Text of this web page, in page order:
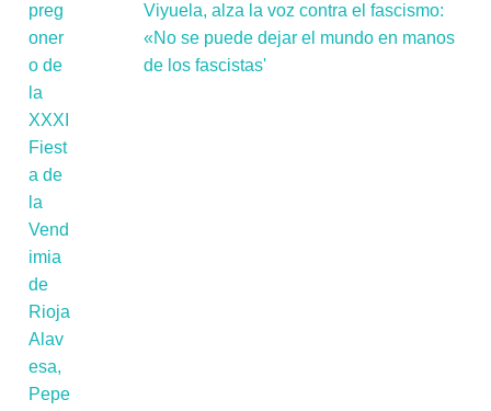
Viyuela, alza la voz contra el fascismo:
«No se puede dejar el mundo en manos
de los fascistas'